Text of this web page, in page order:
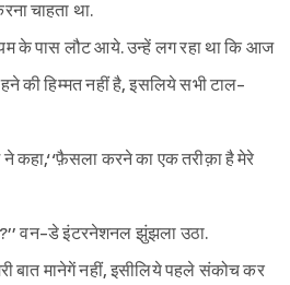
चाहता था.
के पास लौट आये. उन्हें लग रहा था कि आज
की हिम्मत नहीं है, इसलिये सभी टाल-
कहा,‘‘फ़ैसला करने का एक तरीक़ा है मेरे
वन-डे इंटरनेशनल झुंझला उठा.
बात मानेगें नहीं, इसीलिये पहले संकोच कर